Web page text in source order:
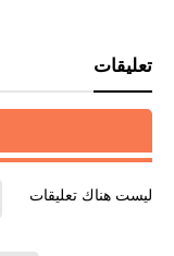
تعليقات
ليست هناك تعليقات